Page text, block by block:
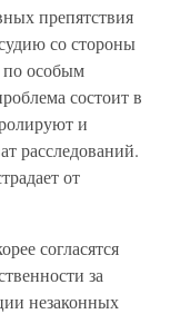
препятствия
со стороны
по особым
состоит в
и
расследований.
от
согласятся
за
незаконных